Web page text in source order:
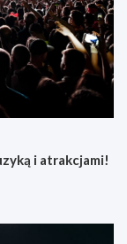
i atrakcjami!